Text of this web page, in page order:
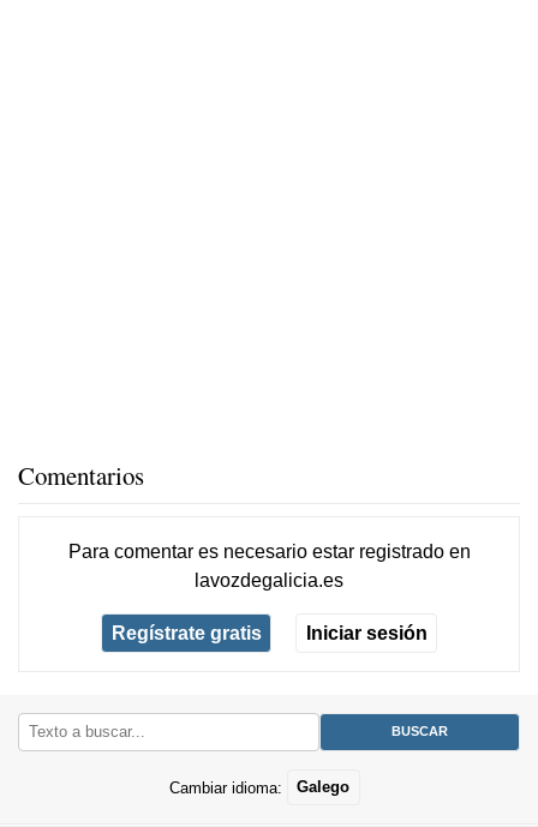
Comentarios
Para comentar es necesario estar registradoen
lavozdegalicia.es
Regístrate gratis Iniciar sesión
Cambiar idioma: Galego